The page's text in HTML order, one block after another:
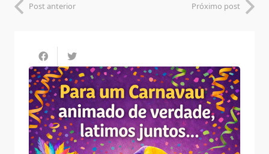
Post anterior Próximo post